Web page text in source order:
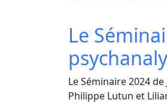
Le
Le Séminaire 2024
Philippe Lutun et